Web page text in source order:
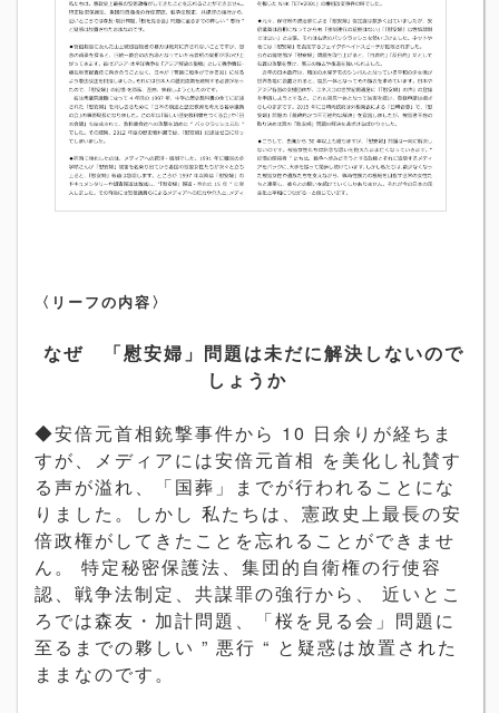
〈リーフの内容〉
なぜ 「慰安婦」問題は未だに解決しないので
しょうか
◆安倍元首相銃撃事件から 10 日余りが経ちま
すが、メディアには安倍元首相 を美化し礼賛す
る声が溢れ、「国葬」までが行われることにな
りました。しかし 私たちは、憲政史上最長の安
倍政権がしてきたことを忘れることができませ
ん。 特定秘密保護法、集団的自衛権の行使容
認、戦争法制定、共謀罪の強行から、 近いとこ
ろでは森友・加計問題、「桜を見る会」問題に
至るまでの夥しい ” 悪行 “ と疑惑は放置された
ままなのです。